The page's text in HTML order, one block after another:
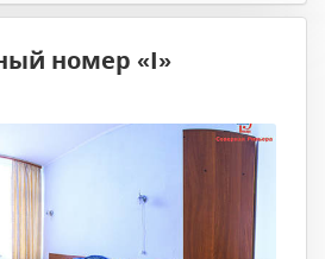
номер «I»